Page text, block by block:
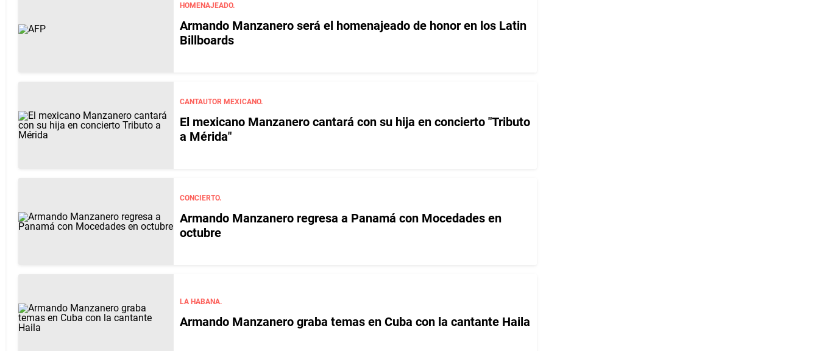
HOMENAJEADO.
Armando Manzanero será el homenajeado de honor en los Latin
Billboards
CANTAUTOR MEXICANO.
El mexicano Manzanero cantará con su hija en concierto "Tributo
a Mérida"
CONCIERTO.
Armando Manzanero regresa a Panamá con Mocedades en
octubre
LA HABANA.
Armando Manzanero graba temas en Cuba con la cantante Haila